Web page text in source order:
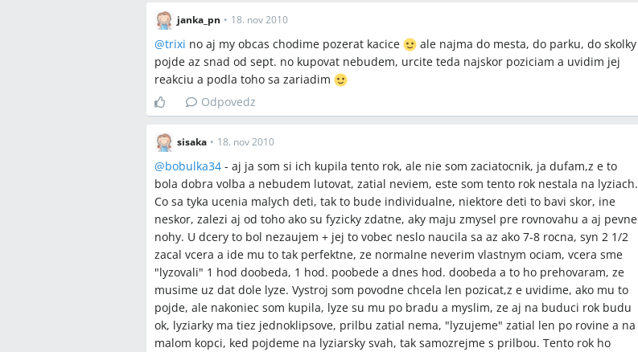
janka_pn • 18. nov 2010
@trixi no aj my obcas chodime pozerat kacice
ale najma do mesta, do parku, do skolky
pojde az snad od sept. no kupovat nebudem, urcite teda najskor poziciam a uvidim jej
reakciu a podla toho sa zariadim
Odpovedz
sisaka • 18. nov 2010
@bobulka34 - aj ja som si ich kupila tento rok, ale nie som zaciatocnik, ja dufam,z e to
bola dobra volba a nebudem lutovat, zatial neviem, este som tento rok nestala na lyziach.
Co sa tyka ucenia malych deti, tak to bude individualne, niektore deti to bavi skor, ine
neskor, zalezi aj od toho ako su fyzicky zdatne, aky maju zmysel pre rovnovahu a aj pevne
nohy. U dcery to bol nezaujem + jej to vobec neslo naucila sa az ako 7-8 rocna, syn 2 1/2
zacal vcera a ide mu to tak perfektne, ze normalne neverim vlastnym ociam, vcera sme
"lyzovali" 1 hod doobeda, 1 hod. poobede a dnes hod. doobeda a to ho prehovaram, ze
musime uz dat dole lyze. Vystroj som povodne chcela len pozicat,z e uvidime, ako mu to
pojde, ale nakoniec som kupila, lyze su mu po bradu a myslim, ze aj na buduci rok budu
ok, lyziarky ma tiez jednoklipsove, prilbu zatial nema, "lyzujeme" zatial len po rovine a na
malom kopci, ked pojdeme na lyziarsky svah, tak samozrejme s prilbou. Tento rok ho